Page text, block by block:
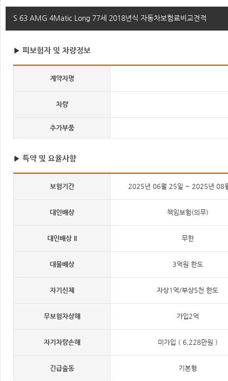
S 63 AMG 4Matic Long 77세 2018년식 자동차보험료비교견적
▶ 피보험자 및 차량정보
계약자명
차량
추가부품
▶ 특약 및 요율사항
보험기간 2025년 06월 25일 ~ 2025년 08
대인배상 책임보험(의무)
대인배상 II 무한
대물배상 3억원 한도
자기신체 자상1억/부상5천 한도
무보험차상해 가입2억
자기차량손해 미가입 ( 6,228만원 )
긴급출동 기본형